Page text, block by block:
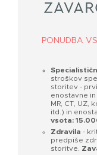
PONUDBA
stroškov
storitev -
enostavne
MR, CT, UZ,
itd.) in
vsota:
Zdravila -
predpiše
storitve.